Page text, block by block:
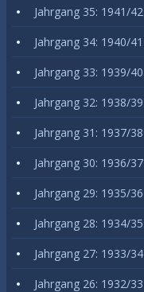
Jahrgang 35: 1941/42
Jahrgang 34: 1940/41
Jahrgang 33: 1939/40
Jahrgang 32: 1938/39
Jahrgang 31: 1937/38
Jahrgang 30: 1936/37
Jahrgang 29: 1935/36
Jahrgang 28: 1934/35
Jahrgang 27: 1933/34
Jahrgang 26: 1932/33